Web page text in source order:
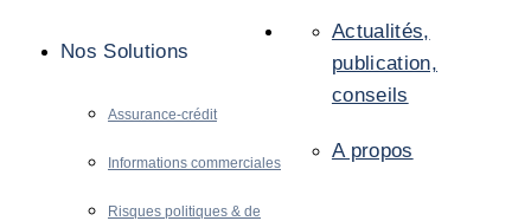
Nos Solutions
Assurance-crédit
Informations commerciales
Risques politiques & de
Actualités,
publication,
conseils
A propos